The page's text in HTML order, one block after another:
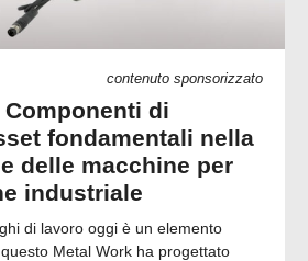
contenuto sponsorizzato
Componenti di
fondamentali nella
delle macchine per
industriale
di lavoro oggi è un elemento
Metal Work ha progettato